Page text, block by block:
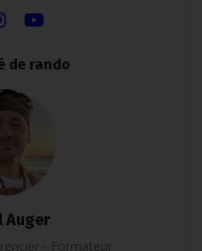
de rando
Auger
- Formateur